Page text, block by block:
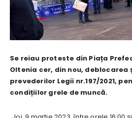
Se reiau proteste din Piața
Oltenia cer, din nou, deblocarea
prevederilor Legii nr.197/2021,
condițiilor grele de muncă.